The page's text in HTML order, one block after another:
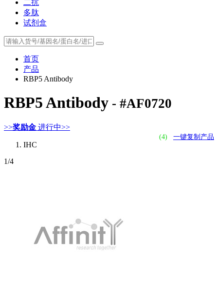
二抗
多肽
试剂盒
首页
产品
RBP5 Antibody
RBP5 Antibody - #AF0720
>>奖励金 进行中>>
(4) 一键复制产品
IHC
1/4